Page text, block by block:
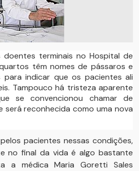
doentes terminais no Hospital de
têm nomes de pássaros e
para indicar que os pacientes ali
Tampouco há tristeza aparente
se convencionou chamar de
será reconhecida como uma nova
pacientes nessas condições,
no final da vida é algo bastante
a médica Maria Goretti Sales